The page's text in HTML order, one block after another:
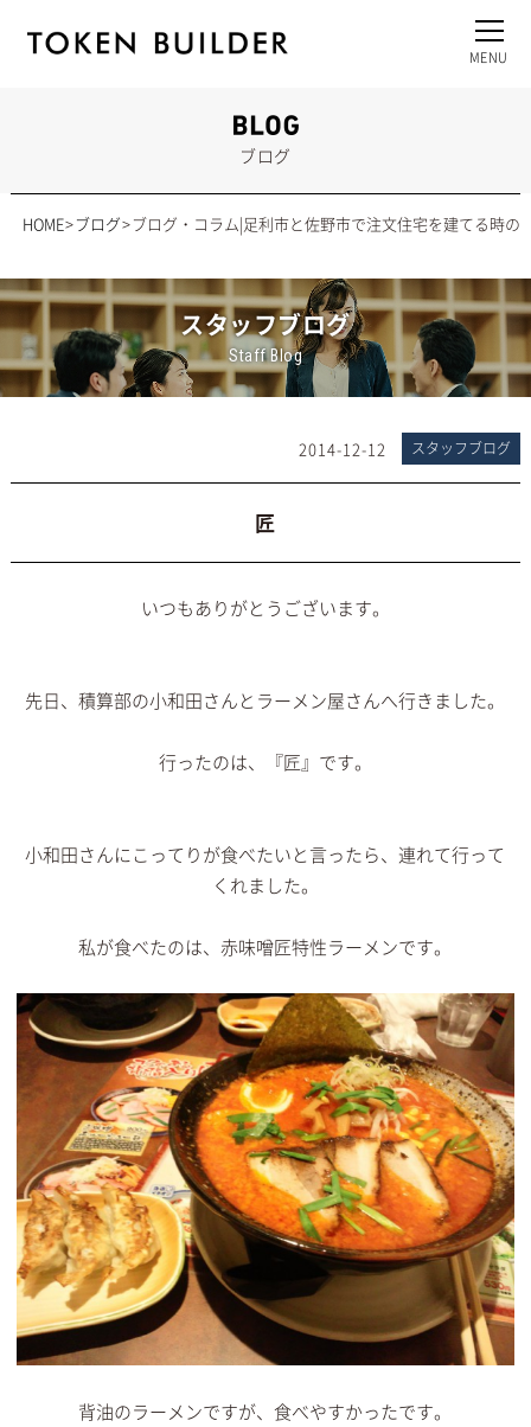
ブログ
HOME ブログ ブログ・コラム|足利市と佐野市で注文住宅を建てる時の
スタッフブログ
Staff Blog
2014-12-12 スタッフブログ
匠
いつもありがとうございます。
先日、積算部の小和田さんとラーメン屋さんへ行きました。
行ったのは、『匠』です。
小和田さんにこってりが食べたいと言ったら、連れて行って
くれました。
私が食べたのは、赤味噌匠特性ラーメンです。
背油のラーメンですが、食べやすかったです。